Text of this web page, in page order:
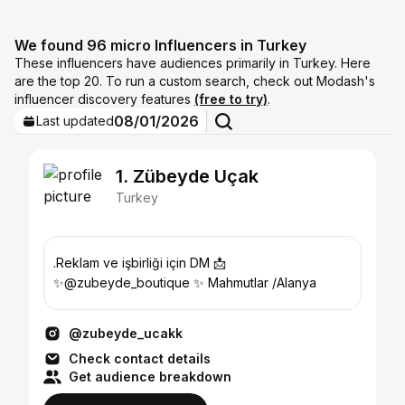
We found 96 micro Influencers in Turkey
These influencers have audiences primarily in Turkey. Here
are the top 20. To run a custom search, check out Modash's
influencer discovery features (free to try).
Last updated08/01/2026
1. Zübeyde Uçak
Turkey
.Reklam ve işbirliği için DM 📩
✨@zubeyde_boutique ✨ Mahmutlar /Alanya
@zubeyde_ucakk
Check contact details
Get audience breakdown